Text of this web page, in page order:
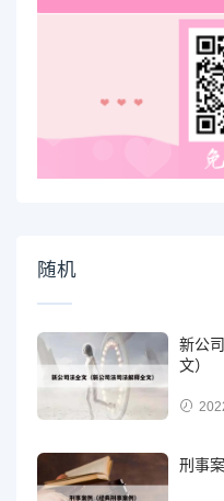
随机
新公
文）
刑事